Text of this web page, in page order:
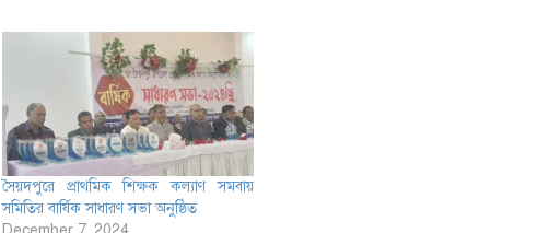
সৈয়দপুরে প্রাথমিক শিক্ষক কল্যাণ সমবায়
সমিতির বার্ষিক সাধারণ সভা অনুষ্ঠিত